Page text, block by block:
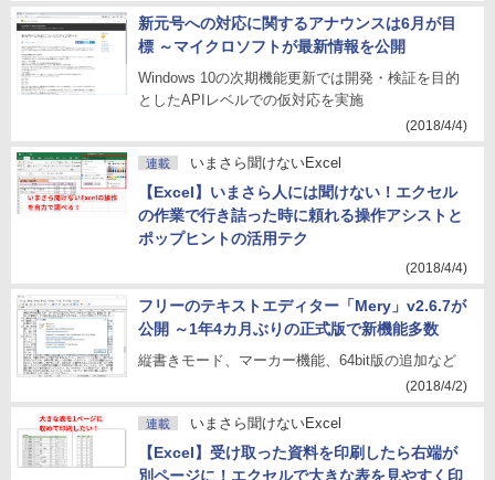
新元号への対応に関するアナウンスは6月が目
標 ～マイクロソフトが最新情報を公開
Windows 10の次期機能更新では開発・検証を目的
としたAPIレベルでの仮対応を実施
(2018/4/4)
連載 いまさら聞けないExcel
【Excel】いまさら人には聞けない！エクセル
の作業で行き詰った時に頼れる操作アシストと
ポップヒントの活用テク
(2018/4/4)
フリーのテキストエディター「Mery」v2.6.7が
公開 ～1年4カ月ぶりの正式版で新機能多数
縦書きモード、マーカー機能、64bit版の追加など
(2018/4/2)
連載 いまさら聞けないExcel
【Excel】受け取った資料を印刷したら右端が
別ページに！エクセルで大きな表を見やすく印